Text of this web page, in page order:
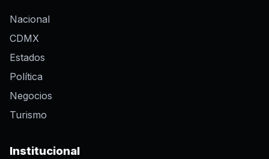
Nacional
CDMX
Estados
Política
Negocios
Turismo
Institucional